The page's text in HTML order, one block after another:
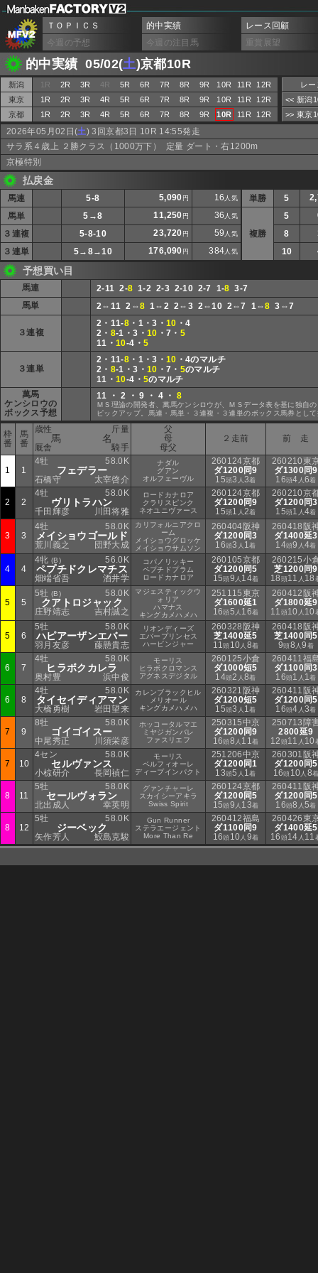
ＴＯＰＩＣＳ 的中実績
レース回顧
今週の予想
今週の注目馬 重賞展望
的中実績 05/02(土)京都10R
新潟 1R 2R 3R 4R 5R 6R 7R 8R 9R 10R 11R
12R
東京
1R 2R 3R 4R 5R 6R 7R 8R 9R 10R 11R
12R
京都
1R 2R 3R 4R 5R 6R 7R 8R 9R 10R 11R 12R
レ
<< 新潟
>> 東京
2026年05月02日(土) 3回京都3日 10R 14:55発走
サラ系４歳上 ２勝クラス（1000万下） 定量 ダート・右1200m
京極特別
払戻金
馬連 5-8 5,090 円 16 人気
馬単 5→8 11,250 円 36 人気
３連複 5-8-10 23,720 円 59 人気
３連単 5→8→10 176,090 円 384人気
単勝 5
複勝
5
8
10
予想買い目
馬連 2-11 2-8 1-2 2-3 2-10 2-7 1-8 3-7
馬単
2⇔11 2⇔8 1⇔2 2⇔3 2⇔10 2⇔7 1⇔8 3⇔7
３連複
2・11-8 ・1・3・ 10 ・4
2・ 8-1・3・ 10 ・7・ 5
11・10-4・ 5
３連単
2・11-8 ・1・3・ 10 ・4のマルチ
2・ 8-1・3・ 10 ・7・ 5のマルチ
11・10-4・ 5のマルチ
萬馬
ケンシロウの
ボックス予想
11 ・ 2 ・ 9 ・ 4 ・8
ＭＳ理論の開発者、萬馬ケンシロウが、ＭＳデータ表を基に独自
ピックアップ。馬連・馬単・３連複・３連単のボックス馬券とし
枠
番
馬
番
斤量
歳性
馬 名
厩舎 騎手
父
母
母父
２走前 前 走
1 1
58.0K
4牡
フェデラー
石橋守 太宰啓介
ナダル
グアン
オルフェーヴル
260124京都
ダ1200同9
15頭3 人3着
260210東
ダ1300同9
16頭4 人6着
2 2
58.0K
4牡
ヴリトラハン
千田輝彦 川田将雅
ロードカナロア
クラリスピンク
ネオユニヴァース
260124京都
ダ1200同9
15頭1 人2着
260210京
ダ1200同3
15頭1 人4着
3 3
58.0K
4牡
メイショウゴールド
荒川義之 団野大成
カリフォルニアクロ
ーム
メイショウグロッケ
メイショウサムソン
260404阪神
ダ1200同3
16頭3 人 1着
260418阪
ダ1400延3
14頭9 人4着
4 4
56.0K
4牝 (B)
ペプチドクレマチス
畑端省吾 酒井学
コパノリッキー
ペプチドプラム
ロードカナロア
260105京都
ダ1200同5
15頭9 人 14着
260215小
芝1200同9
18 頭11 人 18
5 5
58.0K
5牡 (B)
クアトロジャック
庄野靖志 吉村誠之
マジェスティックウ
ォリア
ハマナス
キングカメハメハ
251115東京
ダ1600延1
16頭5 人 16着
260412阪
ダ1800延9
11 頭10 人 10
5 6
58.0K
5牡
ハピアーザンエバー
羽月友彦 藤懸貴志
リオンディーズ
エバープリンセス
ハービンジャー
260328阪神
芝1400延5
11頭 10 人 8着
260418阪
芝1400同5
9頭8 人9 着
6 7
58.0K
4牡
ヒラボクカレラ
奥村豊 浜中俊
モーリス
ヒラボクロマンス
アグネスデジタル
260125小倉
ダ1000短5
14頭2 人8着
260411福
ダ1100同3
16頭1 人 1着
6 8
58.0K
4牡
タイセイディアマン
大橋勇樹 岩田望来
カレンブラックヒル
メリオール
キングカメハメハ
260321阪神
ダ1200短5
15頭3 人 1着
260411阪
ダ1200同5
16頭4 人3着
7 9
58.0K
8牡
ゴイゴイスー
中尾秀正 川須栄彦
ホッコータルマエ
ミヤジガンバレ
ファスリエフ
250315中京
ダ1200同9
16頭8 人 11着
250713障
2800延9
12 頭11 人 10
7 10
58.0K
4セン
セルヴァンス
小椋研介 長岡禎仁
モーリス
ベルフィオーレ
ディープインパクト
251206中京
ダ1200同1
13頭5 人 1着
260301阪
ダ1200同5
16頭 10 人 8
8 11
58.0K
5牡
セールヴォラン
北出成人 幸英明
グァンチャーレ
スカイシーアキラ
Swiss Spirit
260124京都
ダ1200同5
15頭9 人 13着
260411阪
ダ1200同5
16頭8 人5着
8 12
58.0K
5牡
ジーベック
矢作芳人 鮫島克駿
Gun Runner
ステラエージェント
More Than Re
260412福島
ダ1100同9
16頭 10 人 9着
260426東
ダ1400延5
16 頭14 人 11